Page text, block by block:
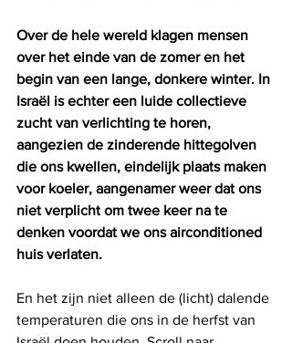
Over de hele wereld klagen mensen
over het einde van de zomer en het
begin van een lange, donkere winter. In
Israël is echter een luide collectieve
zucht van verlichting te horen,
aangezien de zinderende hittegolven
die ons kwellen, eindelijk plaats maken
voor koeler, aangenamer weer dat ons
niet verplicht om twee keer na te
denken voordat we ons airconditioned
huis verlaten.
En het zijn niet alleen de (licht) dalende
temperaturen die ons in de herfst van